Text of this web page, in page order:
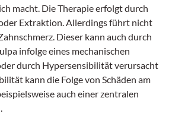
macht. Die Therapie erfolgt durch
Extraktion. Allerdings führt nicht
Dieser kann auch durch
infolge eines mechanischen
durch Hypersensibilität verursacht
kann die Folge von Schäden am
auch einer zentralen